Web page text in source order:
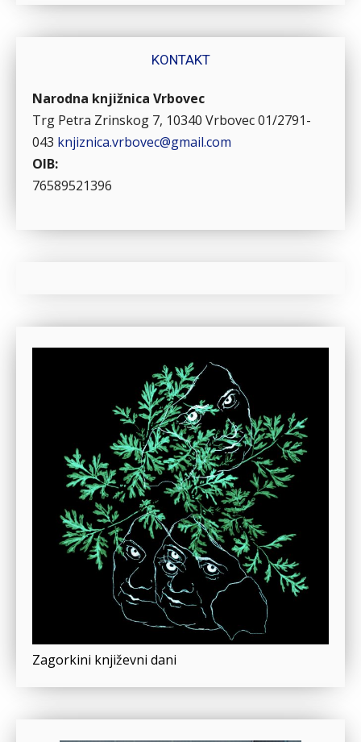
KONTAKT
Narodna knjižnica Vrbovec
Trg Petra Zrinskog 7, 10340 Vrbovec01/2791-
043 knjiznica.vrbovec@gmail.com
OIB:
76589521396
Zagorkini književni dani